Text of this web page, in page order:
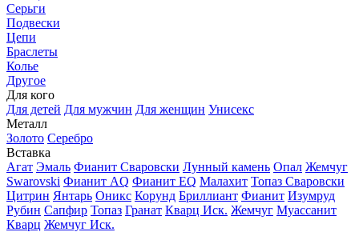
Серьги
Подвески
Цепи
Браслеты
Колье
Другое
Для кого
Для детей Для мужчин Для женщин Унисекс
Металл
Золото Серебро
Вставка
Агат Эмаль Фианит Сваровски Лунный камень Опал Жемчуг
Swarovski Фианит AQ Фианит EQ Малахит Топаз Сваровски
Цитрин Янтарь Оникс Корунд Бриллиант Фианит Изумруд
Рубин Сапфир Топаз Гранат Кварц Иск. Жемчуг Муассанит
Кварц Жемчуг Иск.